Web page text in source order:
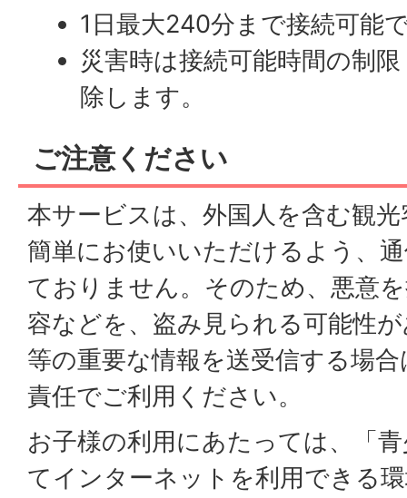
1日最大240分まで接続可能
災害時は接続可能時間の制
除します。
ご注意ください
本サービスは、外国人を含む観
簡単にお使いいただけるよう、
ておりません。そのため、悪意
容などを、盗み見られる可能性
等の重要な情報を送受信する場
責任でご利用ください。
お子様の利用にあたっては、「
てインターネットを利用できる